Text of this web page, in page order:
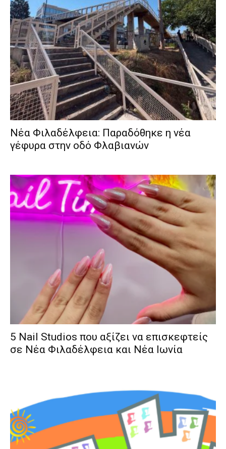
Νέα Φιλαδέλφεια: Παραδόθηκε η νέα
γέφυρα στην οδό Φλαβιανών
5 Nail Studios που αξίζει να επισκεφτείς
σε Νέα Φιλαδέλφεια και Νέα Ιωνία